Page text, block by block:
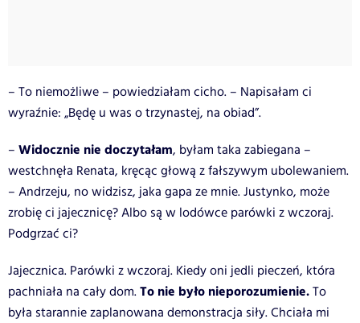
– To niemożliwe – powiedziałam cicho. – Napisałam ci
wyraźnie: „Będę u was o trzynastej, na obiad”.
– Widocznie nie doczytałam, byłam taka zabiegana –
westchnęła Renata, kręcąc głową z fałszywym ubolewaniem.
– Andrzeju, no widzisz, jaka gapa ze mnie. Justynko, może
zrobię ci jajecznicę? Albo są w lodówce parówki z wczoraj.
Podgrzać ci?
Jajecznica. Parówki z wczoraj. Kiedy oni jedli pieczeń, która
pachniała na cały dom.To nie było nieporozumienie.To
była starannie zaplanowana demonstracja siły. Chciała mi